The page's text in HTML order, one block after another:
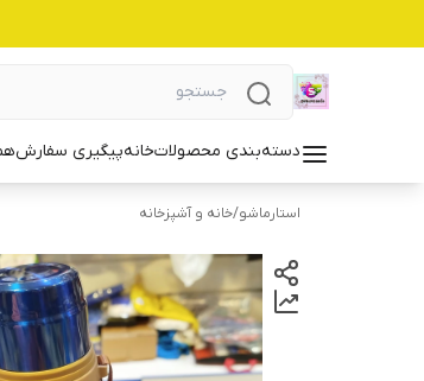
دسته‌بندی محصولاتخانهپیگیری سفارش
استارماشو/خانه و آشپزخانه